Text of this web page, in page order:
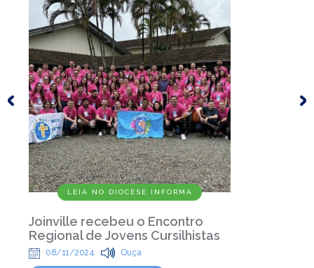
LEIA NO DIOCESE INFORMA
Joinville recebeu o Encontro
Regional de Jovens Cursilhistas
08/11/2024 Ouça